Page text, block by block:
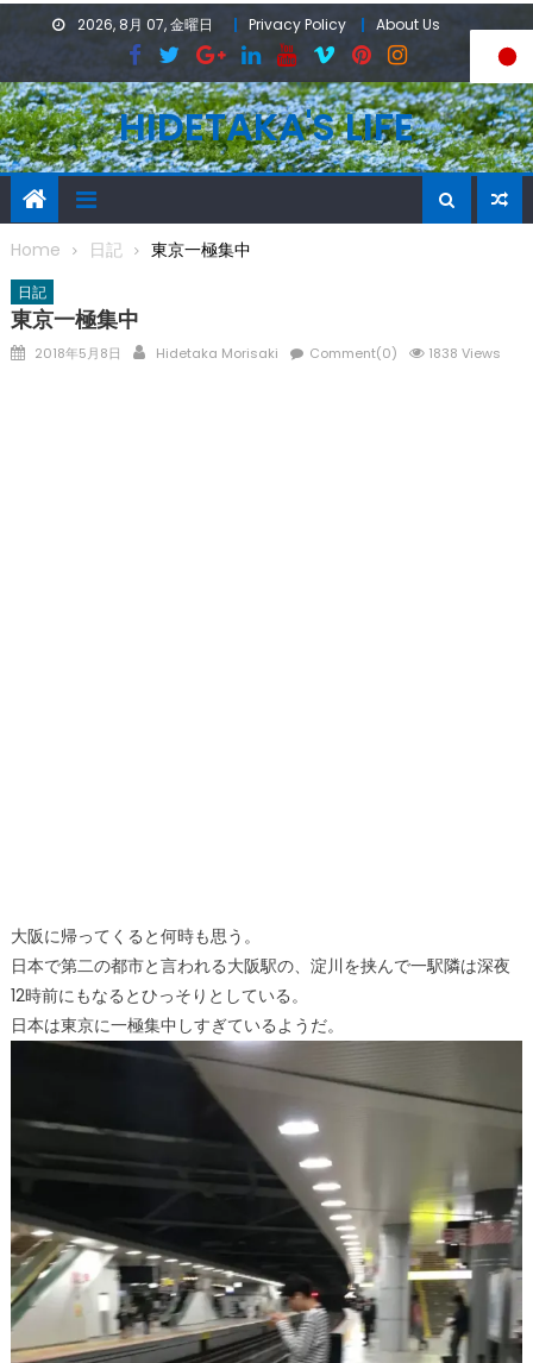
2026, 8月 07, 金曜日 Privacy Policy About Us
HIDETAKA'S LIFE
Home 日記 東京一極集中
日記
東京一極集中
Posted
2018年5月8日 Author
Hidetaka Morisaki Comment(0) 1838 Views
大阪に帰ってくると何時も思う。
日本で第二の都市と言われる大阪駅の、淀川を挟んで一駅隣は深夜
12時前にもなるとひっそりとしている。
日本は東京に一極集中しすぎているようだ。